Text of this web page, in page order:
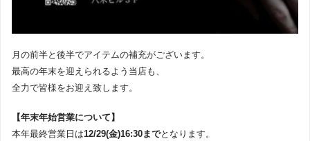
月の前半と後半でアイテムの補充がございます。
最高の年末を迎えられるよう当店も、
全力で皆様をお迎え致します。
【年末年始営業について】
本年最終営業日は12/29(金)16:30までとなります。